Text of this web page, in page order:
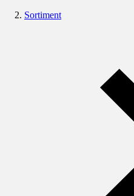
Sortiment